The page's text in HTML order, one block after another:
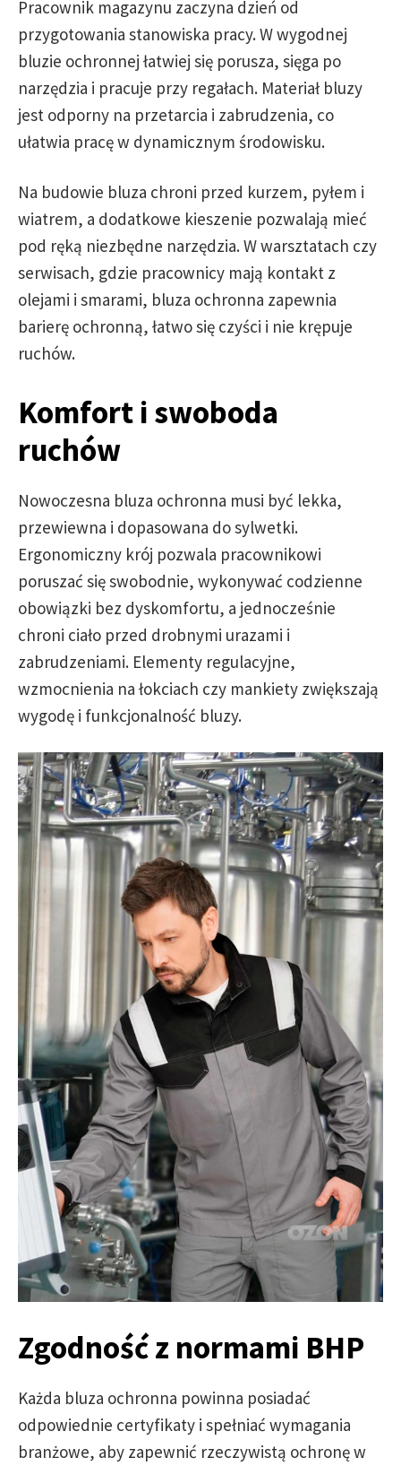
Pracownik magazynu zaczyna dzień od
przygotowania stanowiska pracy. W wygodnej
bluzie ochronnej łatwiej się porusza, sięga po
narzędzia i pracuje przy regałach. Materiał bluzy
jest odporny na przetarcia i zabrudzenia, co
ułatwia pracę w dynamicznym środowisku.
Na budowie bluza chroni przed kurzem, pyłem i
wiatrem, a dodatkowe kieszenie pozwalają mieć
pod ręką niezbędne narzędzia. W warsztatach czy
serwisach, gdzie pracownicy mają kontakt z
olejami i smarami, bluza ochronna zapewnia
barierę ochronną, łatwo się czyści i nie krępuje
ruchów.
Komfort i swoboda
ruchów
Nowoczesna bluza ochronna musi być lekka,
przewiewna i dopasowana do sylwetki.
Ergonomiczny krój pozwala pracownikowi
poruszać się swobodnie, wykonywać codzienne
obowiązki bez dyskomfortu, a jednocześnie
chroni ciało przed drobnymi urazami i
zabrudzeniami. Elementy regulacyjne,
wzmocnienia na łokciach czy mankiety zwiększają
wygodę i funkcjonalność bluzy.
Zgodność z normami BHP
Każda bluza ochronna powinna posiadać
odpowiednie certyfikaty i spełniać wymagania
branżowe, aby zapewnić rzeczywistą ochronę w